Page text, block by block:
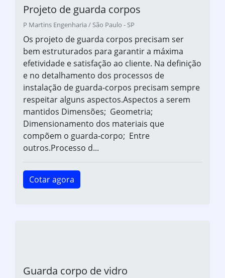
Projeto de guarda corpos
P Martins Engenharia / São Paulo - SP
Os projeto de guarda corpos precisam ser
bem estruturados para garantir a máxima
efetividade e satisfação ao cliente. Na definição
e no detalhamento dos processos de
instalação de guarda-corpos precisam sempre
respeitar alguns aspectos.Aspectos a serem
mantidos Dimensões; Geometria;
Dimensionamento dos materiais que
compõem o guarda-corpo; Entre
outros.Processo d...
Cotar agora
Guarda corpo de vidro